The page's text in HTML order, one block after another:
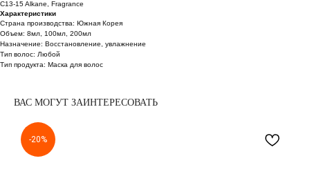
C13-15 Alkane, Fragrance
Характеристики
Страна производства: Южная Корея
Объем: 8мл, 100мл, 200мл
Назначение: Восстановление, увлажнение
Тип волос: Любой
Тип продукта: Маска для волос
ВАС МОГУТ ЗАИНТЕРЕСОВАТЬ
-20%